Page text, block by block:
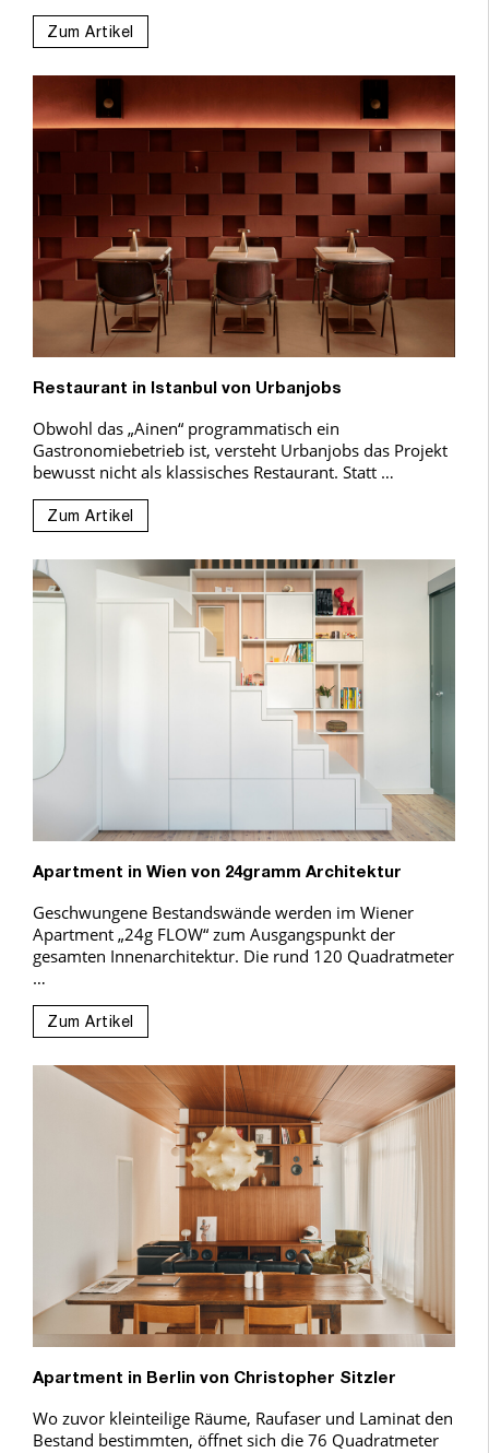
Zum Artikel
Restaurant in Istanbul von Urbanjobs
Obwohl das „Ainen“ programmatisch ein
Gastronomiebetrieb ist, versteht Urbanjobs das Projekt
bewusst nicht als klassisches Restaurant. Statt …
Zum Artikel
Apartment in Wien von 24gramm Architektur
Geschwungene Bestandswände werden im Wiener
Apartment „24g FLOW“ zum Ausgangspunkt der
gesamten Innenarchitektur. Die rund 120 Quadratmeter
…
Zum Artikel
Apartment in Berlin von Christopher Sitzler
Wo zuvor kleinteilige Räume, Raufaser und Laminat den
Bestand bestimmten, öffnet sich die 76 Quadratmeter